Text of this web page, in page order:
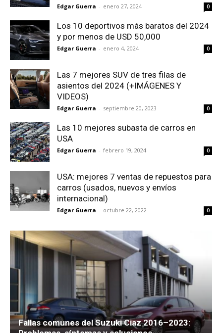
Edgar Guerra - enero 27, 2024 0
Los 10 deportivos más baratos del 2024
y por menos de USD 50,000
Edgar Guerra - enero 4, 2024 0
Las 7 mejores SUV de tres filas de
asientos del 2024 (+IMÁGENES Y
VIDEOS)
Edgar Guerra - septiembre 20, 2023 0
Las 10 mejores subasta de carros en
USA
Edgar Guerra - febrero 19, 2024 0
USA: mejores 7 ventas de repuestos para
carros (usados, nuevos y envíos
internacional)
Edgar Guerra - octubre 22, 2022 0
Fallas comunes del Suzuki Ciaz 2016–2023: